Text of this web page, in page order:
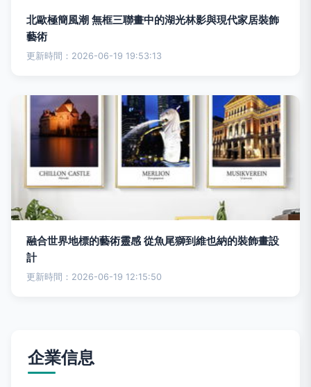
北歐極簡風潮 無框三聯畫中的湖光林影與現代家居裝飾
藝術
更新時間：2026-06-19 19:53:13
融合世界地標的藝術靈感 從魚尾獅到維也納的裝飾畫設
計
更新時間：2026-06-19 12:15:50
企業信息